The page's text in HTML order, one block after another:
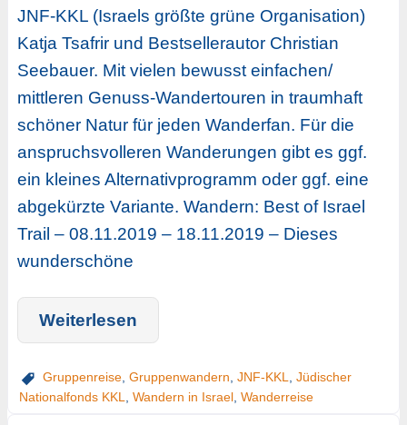
JNF-KKL (Israels größte grüne Organisation)
Katja Tsafrir und Bestsellerautor Christian
Seebauer. Mit vielen bewusst einfachen/
mittleren Genuss-Wandertouren in traumhaft
schöner Natur für jeden Wanderfan. Für die
anspruchsvolleren Wanderungen gibt es ggf.
ein kleines Alternativprogramm oder ggf. eine
abgekürzte Variante. Wandern: Best of Israel
Trail – 08.11.2019 – 18.11.2019 – Dieses
wunderschöne
Weiterlesen
Gruppenreise, Gruppenwandern JNF-KKL
Jüdischer
Nationalfonds KKL
Wandern in Israel, Wanderreise